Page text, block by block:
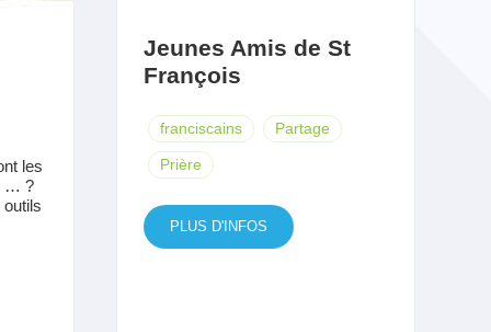
les
… ?
Jeunes Amis de St
François
franciscains Partage
Prière
PLUS D'INFOS